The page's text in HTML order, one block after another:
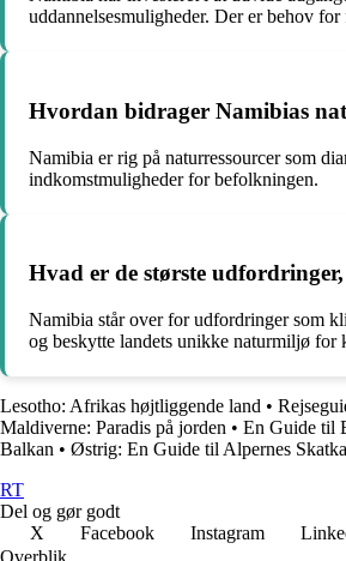
uddannelsesmuligheder. Der er behov
Hvordan bidrager Namibias
Namibia er rig på naturressourcer som
indkomstmuligheder for befolkningen.
Hvad er de største
Namibia står over for udfordringer som
og beskytte landets unikke naturmiljø for
Lesotho: Afrikas højtliggende land •
Maldiverne: Paradis på jorden • En Guide til
Balkan • Østrig: En Guide til Alpernes
RT
Del og gør godt
X
Facebook Instagram
Overblik